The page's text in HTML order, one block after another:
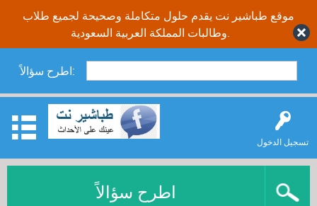
موقع طباشير نت يقدم حلول متكاملة وصحيحة لجميع طلاب
اطرح سؤالاً:
تسجيل الدخول
اطرح سؤالاً